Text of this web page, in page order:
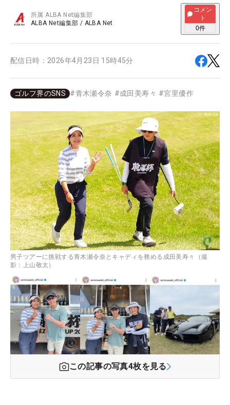
所属ALBA Net編集部
ALBA Net編集部 / ALBA Net
コメン
ト
0件
配信日時： 2026年4月23日 15時45分
ゴルフ界のSNS #青木瀬令奈 #成田美寿々 #宮里優作
男子ツアーに挑戦する青木瀬令奈とキャディを務める成田美寿々（撮
影：上山敬太）
この記事の写真4枚を見る